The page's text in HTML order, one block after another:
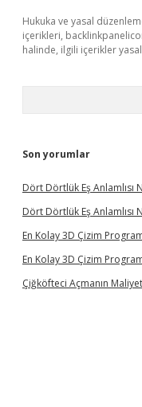
Hukuka ve yasal
içerikleri,
halinde, ilgili içerikler
Son yorumlar
Dört Dörtlük Eş Anlamlısı
Dört Dörtlük Eş Anlamlısı
En Kolay 3D Çizim
En Kolay 3D Çizim
Çiğköfteci Açmanın